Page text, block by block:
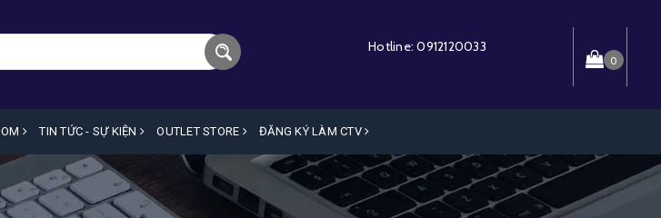
Hotline:0912120033
0
TIN TỨC - SỰ KIỆN OUTLET STORE ĐĂNG KÝ LÀM CTV